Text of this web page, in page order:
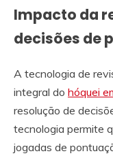
Impacto da
decisões de
A tecnologia de
integral do hóquei
resolução de
tecnologia permite
jogadas de